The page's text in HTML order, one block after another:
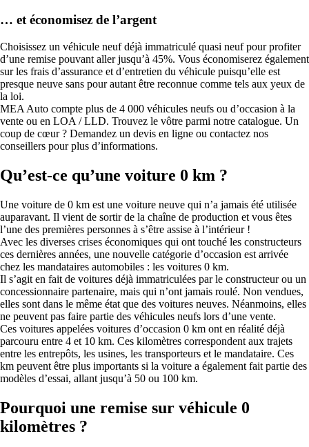
… et économisez de l’argent
Choisissez un véhicule neuf déjà immatriculé quasi neuf pour profiter
d’une remise pouvant aller jusqu’à 45%. Vous économiserez également
sur les frais d’assurance et d’entretien du véhicule puisqu’elle est
presque neuve sans pour autant être reconnue comme tels aux yeux de
la loi.
MEA Auto compte plus de 4 000 véhicules neufs ou d’occasion à la
vente ou en LOA / LLD. Trouvez le vôtre parmi notre catalogue. Un
coup de cœur ? Demandez un devis en ligne ou contactez nos
conseillers pour plus d’informations.
Qu’est-ce qu’une voiture 0 km ?
Une voiture de 0 km est une voiture neuve qui n’a jamais été utilisée
auparavant. Il vient de sortir de la chaîne de production et vous êtes
l’une des premières personnes à s’être assise à l’intérieur !
Avec les diverses crises économiques qui ont touché les constructeurs
ces dernières années, une nouvelle catégorie d’occasion est arrivée
chez les mandataires automobiles : les voitures 0 km.
Il s’agit en fait de voitures déjà immatriculées par le constructeur ou un
concessionnaire partenaire, mais qui n’ont jamais roulé. Non vendues,
elles sont dans le même état que des voitures neuves. Néanmoins, elles
ne peuvent pas faire partie des véhicules neufs lors d’une vente.
Ces voitures appelées voitures d’occasion 0 km ont en réalité déjà
parcouru entre 4 et 10 km. Ces kilomètres correspondent aux trajets
entre les entrepôts, les usines, les transporteurs et le mandataire. Ces
km peuvent être plus importants si la voiture a également fait partie des
modèles d’essai, allant jusqu’à 50 ou 100 km.
Pourquoi une remise sur véhicule 0
kilomètres ?